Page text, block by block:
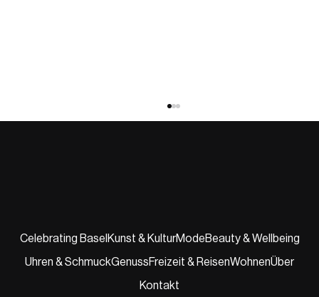
2025 für kleinbasel
Celebrating Basel Kunst & KulturModeBeauty & Wellbeing
Uhren & SchmuckGenussFreizeit & ReisenWohnenÜber
Kontakt